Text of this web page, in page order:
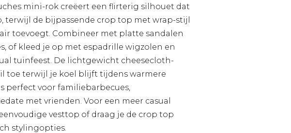
mini-rok creëert een flirterig silhouet dat
terwijl de bijpassende crop top met wrap-stijl
toevoegt. Combineer met platte sandalen
of kleed je op met espadrille wigzolen en
tuinfeest. De lichtgewicht cheesecloth-
toe terwijl je koel blijft tijdens warmere
perfect voor familiebarbecues,
met vrienden. Voor een meer casual
vesttop of draag je de crop top
stylingopties.